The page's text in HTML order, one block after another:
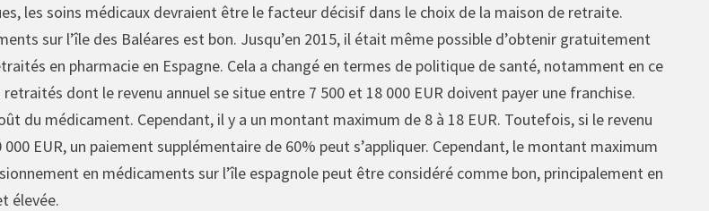
les soins médicaux devraient être le facteur décisif dans le choix de la maison de retraite.
sur l’île des Baléares est bon. Jusqu’en 2015, il était même possible d’obtenir gratuitement
en pharmacie en Espagne. Cela a changé en termes de politique de santé, notamment en ce
dont le revenu annuel se situe entre 7 500 et 18 000 EUR doivent payer une franchise.
du médicament. Cependant, il y a un montant maximum de 8 à 18 EUR. Toutefois, si le revenu
EUR, un paiement supplémentaire de 60% peut s’appliquer. Cependant, le montant maximum
en médicaments sur l’île espagnole peut être considéré comme bon, principalement en
élevée.